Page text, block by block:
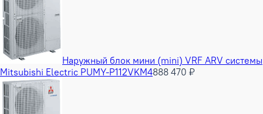
Наружный блок мини (mini) VRF ARV системы
Mitsubishi Electric PUMY-P112VKM4888 470 ₽